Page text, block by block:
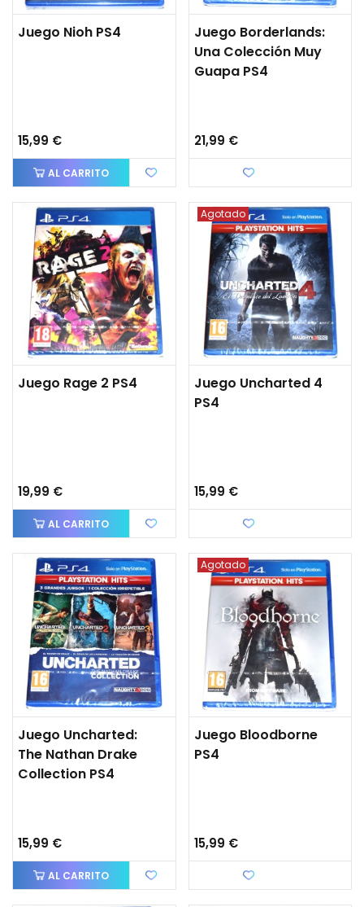
Juego Nioh PS4
15,99 €
AL CARRITO
Juego Borderlands:
Una Colección Muy
Guapa PS4
21,99 €
Juego Rage 2 PS4
19,99 €
AL CARRITO
Agotado
Juego Uncharted 4
PS4
15,99 €
Juego Uncharted:
The Nathan Drake
Collection PS4
15,99 €
AL CARRITO
Agotado
Juego Bloodborne
PS4
15,99 €